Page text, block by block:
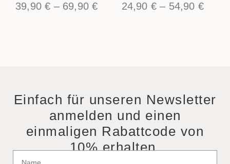
39,90€ – 69,90€
24,90 €– 54,90 €
Einfach für unseren Newsletter
anmelden und einen
einmaligen Rabattcode von
10% erhalten.